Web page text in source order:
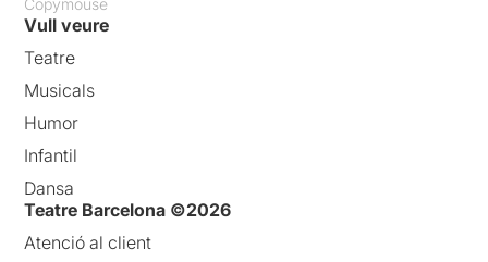
Copymouse
Vull veure
Teatre
Musicals
Humor
Infantil
Dansa
Teatre Barcelona ©2026
Atenció al client